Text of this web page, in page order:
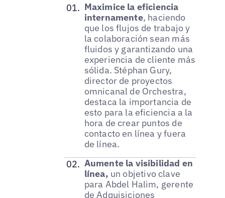
Maximice la eficiencia
internamente, haciendo
que los flujos de trabajo y
la colaboración sean más
fluidos y garantizando una
experiencia de cliente más
sólida. Stéphan Gury,
director de proyectos
omnicanal de Orchestra,
destaca la importancia de
esto para la eficiencia a la
hora de crear puntos de
contacto en línea y fuera
de línea.
Aumente la visibilidad en
línea, un objetivo clave
para Abdel Halim, gerente
de Adquisiciones